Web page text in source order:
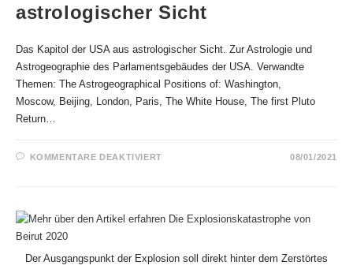
astrologischer Sicht
Das Kapitol der USA aus astrologischer Sicht. Zur Astrologie und
Astrogeographie des Parlamentsgebäudes der USA. Verwandte
Themen: The Astrogeographical Positions of: Washington,
Moscow, Beijing, London, Paris, The White House, The first Pluto
Return…
KOMMENTARE DEAKTIVIERTFÜR
ASTROLOGISCHER
08/01/2021
Der Ausgangspunkt der Explosion soll direkt hinter dem Zerstörtes